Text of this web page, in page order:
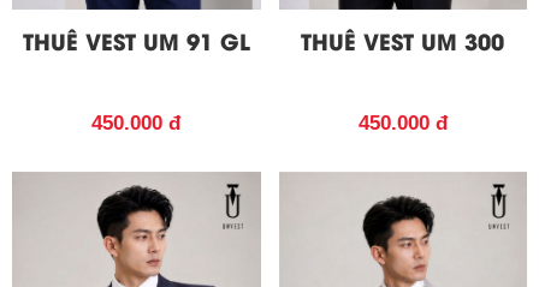
THUÊ VEST UM 91 GL
450.000 đ
THUÊ VEST UM 300
450.000 đ